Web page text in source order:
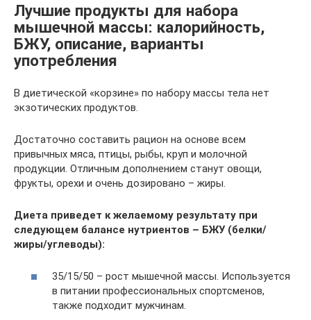
Лучшие продукты для набора
мышечной массы: калорийность,
БЖУ, описание, варианты
употребления
В диетической «корзине» по набору массы тела нет
экзотических продуктов.
Достаточно составить рацион на основе всем
привычных мяса, птицы, рыбы, круп и молочной
продукции. Отличным дополнением станут овощи,
фрукты, орехи и очень дозировано – жиры.
Диета приведет к желаемому результату при
следующем балансе нутриентов – БЖУ (белки/
жиры/углеводы):
35/15/50 – рост мышечной массы. Используется
в питании профессиональных спортсменов,
также подходит мужчинам.